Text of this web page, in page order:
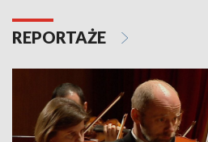
REPORTAŻE